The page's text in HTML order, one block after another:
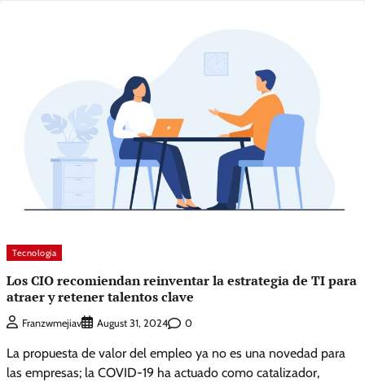
Tecnologia
Los CIO recomiendan reinventar la estrategia de TI para
atraer y retener talentos clave
Franzwmejiav August 31, 2024 0
La propuesta de valor del empleo ya no es una novedad para
las empresas; la COVID-19 ha actuado como catalizador,